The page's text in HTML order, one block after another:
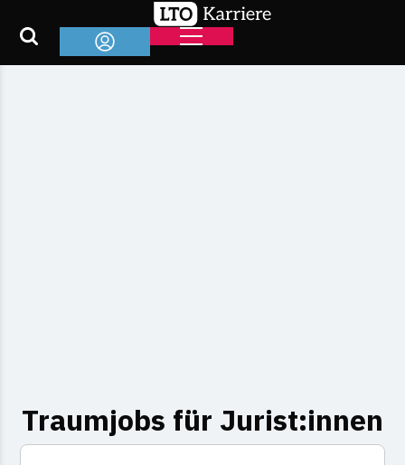
Traumjobs für Jurist:innen